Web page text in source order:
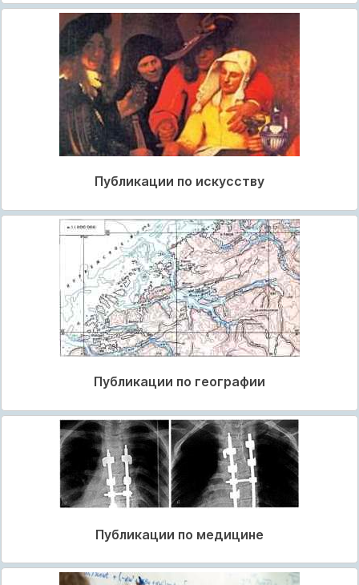
Публикации по искусству
Публикации по географии
Публикации по медицине